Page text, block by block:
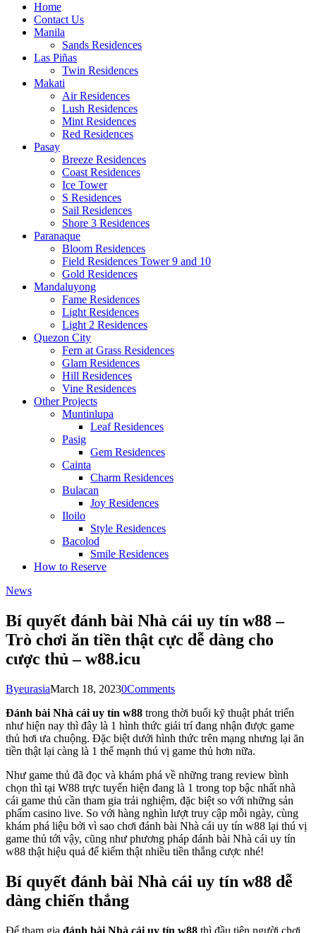
Home
Contact Us
Manila
Sands Residences
Las Piñas
Twin Residences
Makati
Air Residences
Lush Residences
Mint Residences
Red Residences
Pasay
Breeze Residences
Coast Residences
Ice Tower
S Residences
Sail Residences
Shore 3 Residences
Paranaque
Bloom Residences
Field Residences Tower 9 and 10
Gold Residences
Mandaluyong
Fame Residences
Light Residences
Light 2 Residences
Quezon City
Fern at Grass Residences
Glam Residences
Hill Residences
Vine Residences
Other Projects
Muntinlupa
Leaf Residences
Pasig
Gem Residences
Cainta
Charm Residences
Bulacan
Joy Residences
Iloilo
Style Residences
Bacolod
Smile Residences
How to Reserve
News
Bí quyết đánh bài Nhà cái uy tín w88 –
Trò chơi ăn tiền thật cực dễ dàng cho
cược thủ – w88.icu
ByeurasiaMarch 18, 20230Comments
Đánh bài Nhà cái uy tín w88 trong thời buổi kỹ thuật phát triển
như hiện nay thì đây là 1 hình thức giải trí đang nhận được game
thủ hơi ưa chuộng. Đặc biệt dưới hình thức trên mạng nhưng lại ăn
tiền thật lại càng là 1 thế mạnh thú vị game thủ hơn nữa.
Như game thủ đã đọc và khám phá về những trang review bình
chọn thì tại W88 trực tuyến hiện đang là 1 trong top bậc nhất nhà
cái game thủ cần tham gia trải nghiệm, đặc biệt so với những sản
phẩm casino live. So với hàng nghìn lượt truy cập mỗi ngày, cùng
khám phá liệu bởi vì sao chơi đánh bài Nhà cái uy tín w88 lại thú vị
game thủ tới vậy, cũng như phương pháp đánh bài Nhà cái uy tín
w88 thật hiệu quả để kiếm thật nhiều tiền thắng cược nhé!
Bí quyết đánh bài Nhà cái uy tín w88 dễ
dàng chiến thắng
Để tham gia đánh bài Nhà cái uy tín w88 thì đầu tiên người chơi